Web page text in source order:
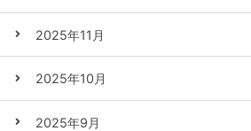
2025年11月
2025年10月
2025年9月